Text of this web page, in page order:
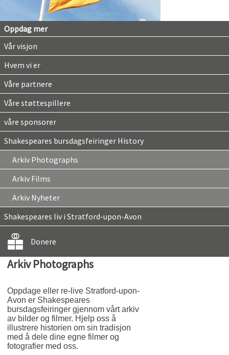
Oppdag mer
Vår visjon
Hvem vi er
Våre partnere
Våre støttespillere
våre sponsorer
Shakespeares bursdagsfeiringer History
Arkiv Photographs
Arkiv Films
Arkiv Nyheter
Shakespeares liv i Stratford-upon-Avon
Donere
Arkiv Photographs
Oppdage eller re-live Stratford-upon-
Avon er Shakespeares
bursdagsfeiringer gjennom vårt arkiv
av bilder og filmer. Hjelp oss å
illustrere historien om sin tradisjon
med å dele dine egne filmer og
fotografier med oss.